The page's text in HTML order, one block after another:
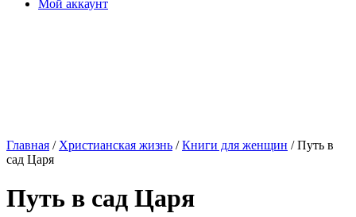
Мой аккаунт
Главная / Христианская жизнь /Книги для женщин / Путь в
сад Царя
Путь в сад Царя